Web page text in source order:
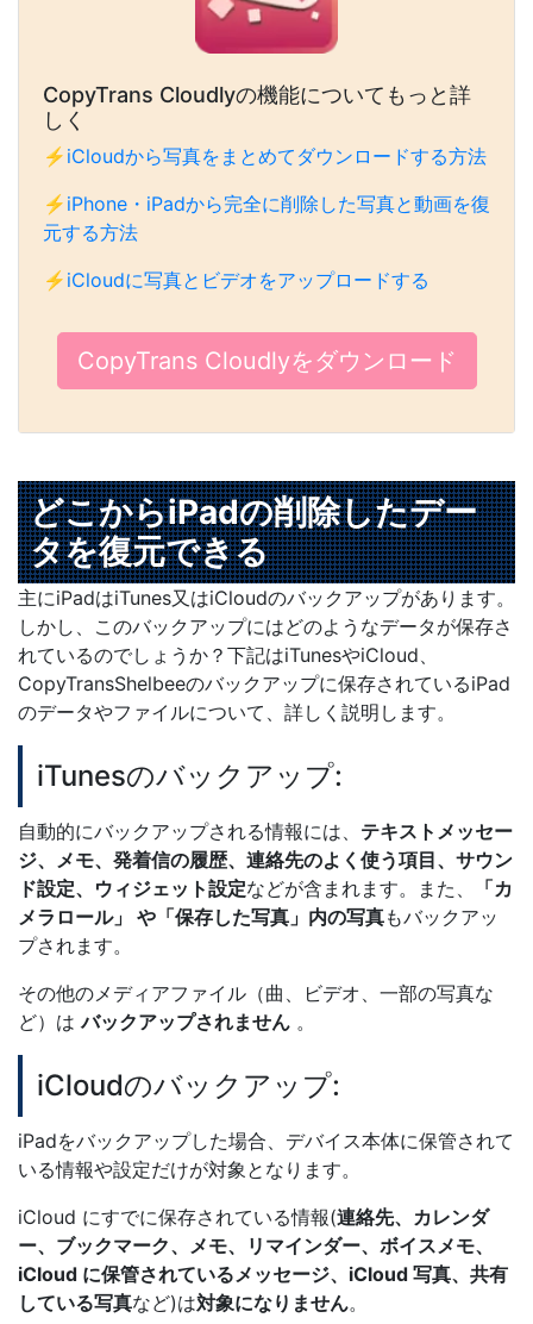
CopyTrans Cloudlyの機能についてもっと詳
しく
⚡ iCloudから写真をまとめてダウンロードする方法
⚡ iPhone・iPadから完全に削除した写真と動画を復
元する方法
⚡ iCloudに写真とビデオをアップロードする
CopyTrans Cloudlyをダウンロード
どこからiPadの削除したデー
タを復元できる
主にiPadはiTunes又はiCloudのバックアップがあります。
しかし、このバックアップにはどのようなデータが保存さ
れているのでしょうか？下記はiTunesやiCloud、
CopyTransShelbeeのバックアップに保存されているiPad
のデータやファイルについて、詳しく説明します。
iTunesのバックアップ:
自動的にバックアップされる情報には、 テキストメッセー
ジ、メモ、発着信の履歴、連絡先のよく使う項目、サウン
ド設定、ウィジェット設定などが含まれます。また、
「カ
メラロール」 や「保存した写真」内の写真もバックアッ
プされます。
その他のメディアファイル（曲、ビデオ、一部の写真な
ど）はバックアップされません 。
iCloudのバックアップ:
iPadをバックアップした場合、デバイス本体に保管されて
いる情報や設定だけが対象となります。
iCloud にすでに保存されている情報(連絡先、カレンダ
ー、ブックマーク、メモ、リマインダー、ボイスメモ、
iCloud に保管されているメッセージ、iCloud 写真、共有
している写真など)は対象になりません。